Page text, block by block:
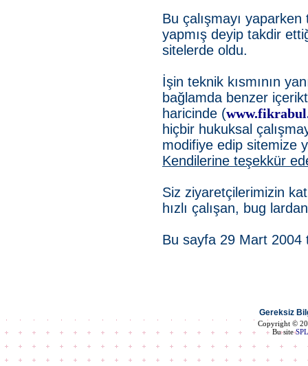
Bu çalışmayı
yapmış deyip takdir
sitelerde oldu.
İşin teknik kısmının
bağlamda benzer
haricinde (
hiçbir hukuksal
modifiye edip sitemize
Kendilerine teşekkür
Siz ziyaretçilerimizin
hızlı çalışan, bug
Bu sayfa 29 Mart
Gereksiz
Copyright ©
Bu siteSPL